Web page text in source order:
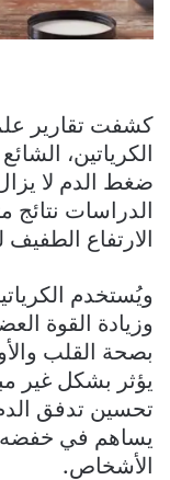
كشفت تقارير
الكرياتين،
ضغط الدم لا
الدراسات نتائج
الارتفاع
ويُستخدم
وزيادة القوة
بصحة القلب
يؤثر بشكل غير
تحسين تدفق الدم
يساهم في
الأشخاص.